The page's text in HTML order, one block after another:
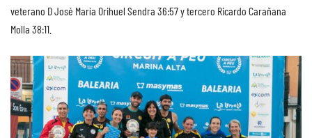
veterano D José María Orihuel Sendra 36:57 y tercero Ricardo Carañana
Molla 38:11.